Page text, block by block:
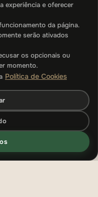
experiência e oferecer
da página.
serão ativados
os opcionais ou
momento.
Política de Cookies